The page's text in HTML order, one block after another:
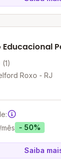
(1)
Roxo - RJ
/mês - 50%
Saiba